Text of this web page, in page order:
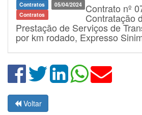
Contratos
05/04/2024
Contratos
Contrato nº
Contratação
Prestação de Serviços de
por km rodado, Expresso
Voltar